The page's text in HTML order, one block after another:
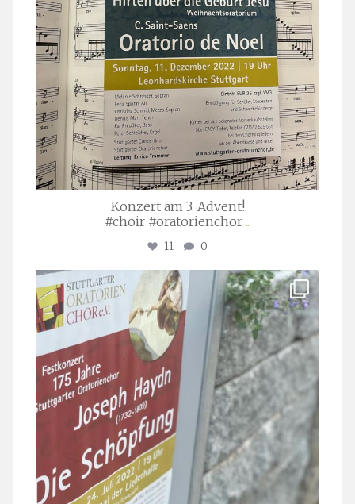
Konzert am 3. Advent!
#choir #oratorienchor ...
11 0
stuttgarter_oratorienchor
Juli 23